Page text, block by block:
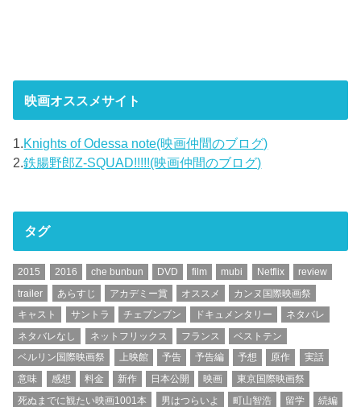
映画オススメサイト
1. Knights of Odessa note(映画仲間のブログ)
2.鉄腸野郎Z-SQUAD!!!!!(映画仲間のブログ)
タグ
2015 2016 che bunbun DVD film mubi Netflix
review
trailer
あらすじ アカデミー賞 オススメ
カンヌ国際映画祭
キャスト
サントラ チェブンブン ドキュメンタリー
ネタバレ
ネタバレなし
ネットフリックス フランス
ベストテン
ベルリン国際映画祭
上映館 予告 予告編 予想 原作
実話
意味
感想 料金 新作 日本公開 映画
東京国際映画祭
死ぬまでに観たい映画1001本
男はつらいよ 町山智浩 留学 続編